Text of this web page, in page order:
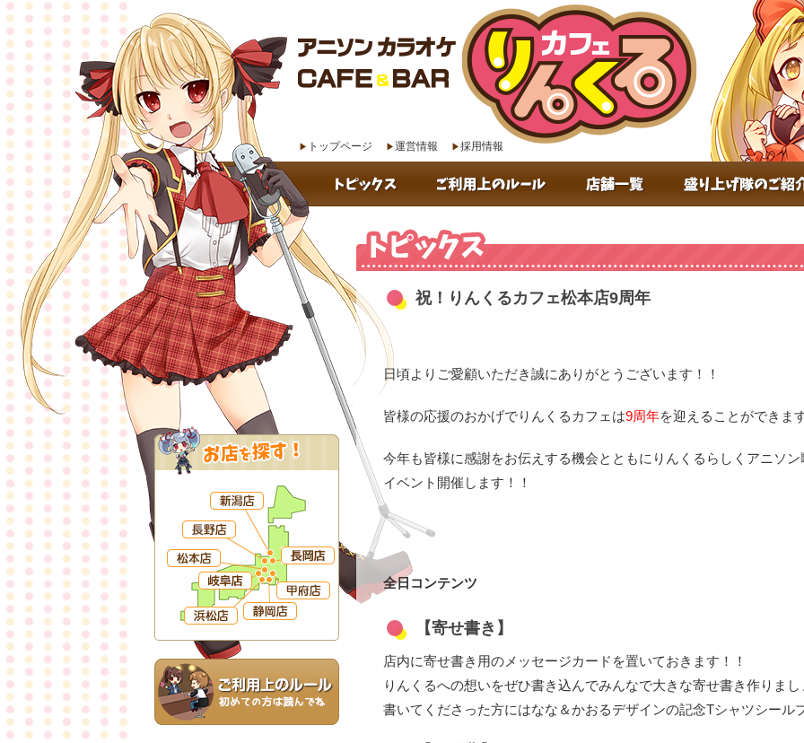
トップページ 運営情報 採用情報
祝！りんくるカフェ松本店9周年
日頃よりご愛顧いただき誠にありがとうございます！！
皆様の応援のおかげでりんくるカフェは9周年を迎えることができま
今年も皆様に感謝をお伝えする機会とともにりんくるらしくアニソ
イベント開催します！！
全日コンテンツ
【寄せ書き】
店内に寄せ書き用のメッセージカードを置いておきます！！
りんくるへの想いをぜひ書き込んでみんなで大きな寄せ書き作りま
書いてくださった方にはなな＆かおるデザインの記念Tシャツシール